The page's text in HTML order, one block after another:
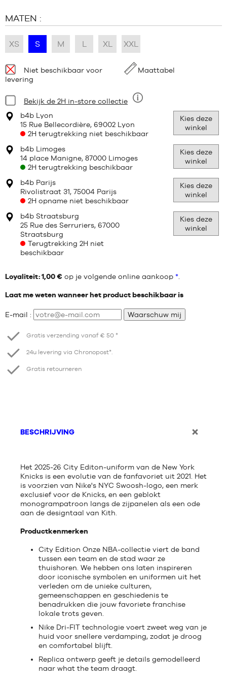
MATEN :
XS S M L XL XXL
Beschikbaarheid:
Niet beschikbaar voor
levering
Maattabel
Staat:
Negen
Bekijk de 2H in-store collectie
b4b Lyon
15 Rue Bellecordière, 69002 Lyon
2H terugtrekking niet beschikbaar
Kies deze
winkel
b4b Limoges
14 place Manigne, 87000 Limoges
2H terugtrekking beschikbaar
Kies deze
winkel
b4b Parijs
Rivolistraat 31, 75004 Parijs
2H opname niet beschikbaar
Kies deze
winkel
b4b Straatsburg
25 Rue des Serruriers, 67000
Straatsburg
Terugtrekking 2H niet
beschikbaar
Kies deze
winkel
Loyaliteit: 1,00 € op je volgende online aankoop *
Laat me weten wanneer het product beschikbaar is
E-mail : Waarschuw mij
Gratis verzending vanaf € 50 *
24u levering via Chronopost*.
Gratis retourneren
BESCHRIJVING
Het 2025-26 City Editon-uniform van de New York
Knicks is een evolutie van de fanfavoriet uit 2021. Het
is voorzien van Nike's NYC Swoosh-logo, een merk
exclusief voor de Knicks, en een geblokt
monogrampatroon langs de zijpanelen als een ode
aan de designtaal van Kith.
Productkenmerken
City Edition Onze NBA-collectie viert de band
tussen een team en de stad waar ze
thuishoren. We hebben ons laten inspireren
door iconische symbolen en uniformen uit het
verleden om de unieke culturen,
gemeenschappen en geschiedenis te
benadrukken die jouw favoriete franchise
lokale trots geven.
Nike Dri-FIT technologie voert zweet weg van je
huid voor snellere verdamping, zodat je droog
en comfortabel blijft.
Replica ontwerp geeft je details gemodelleerd
naar what the team draagt.